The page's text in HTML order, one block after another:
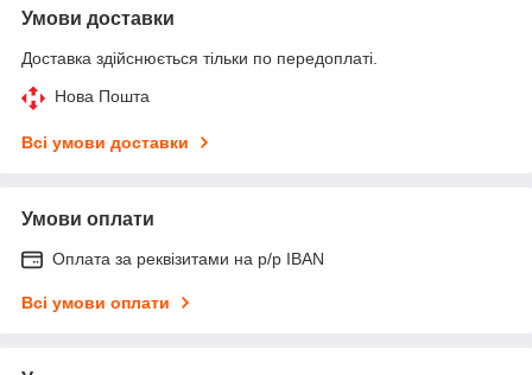
Умови доставки
Доставка здійснюється тільки по передоплаті.
Нова Пошта
Всі умови доставки
Умови оплати
Оплата за реквізитами на р/р IBAN
Всі умови оплати